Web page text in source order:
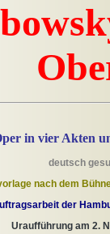
in vier Akten
deutsch
nach dem
der
Uraufführung am 2.